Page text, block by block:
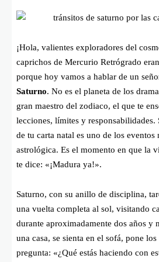
¡Hola, valientes exploradores del
caprichos de Mercurio Retrógrado
porque hoy vamos a hablar de un
Saturno. No es el planeta de los
gran maestro del zodiaco, el que te
lecciones, límites y responsabilidades.
de tu carta natal es uno de los eventos
astrológica. Es el momento en que la
te dice: «¡Madura ya!».
Saturno, con su anillo de disciplina,
una vuelta completa al sol, visitando
durante aproximadamente dos años y
una casa, se sienta en el sofá, pone
pregunta: «¿Qué estás haciendo con